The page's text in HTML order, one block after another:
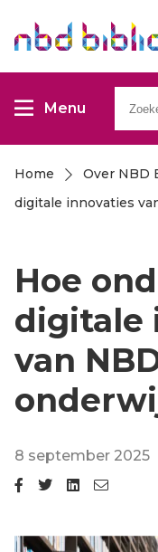
en
naar
de
en
naar
de
Menu
Kruimelpad
Home Over NBD
digitale innovaties
Hoe
digitale
van
8 september 2025